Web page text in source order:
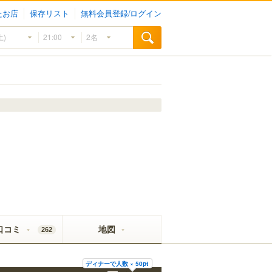
お店 保存リスト 無料会員登録/ログイン
コミ 262 地図
ディナーで人数 × 50pt